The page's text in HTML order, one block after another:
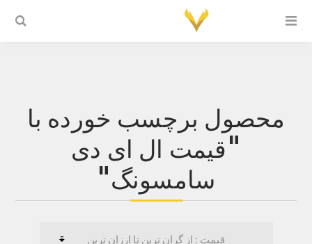
محصول برچسب خورده با
"قیمت ال ای دی
سامسونگ"